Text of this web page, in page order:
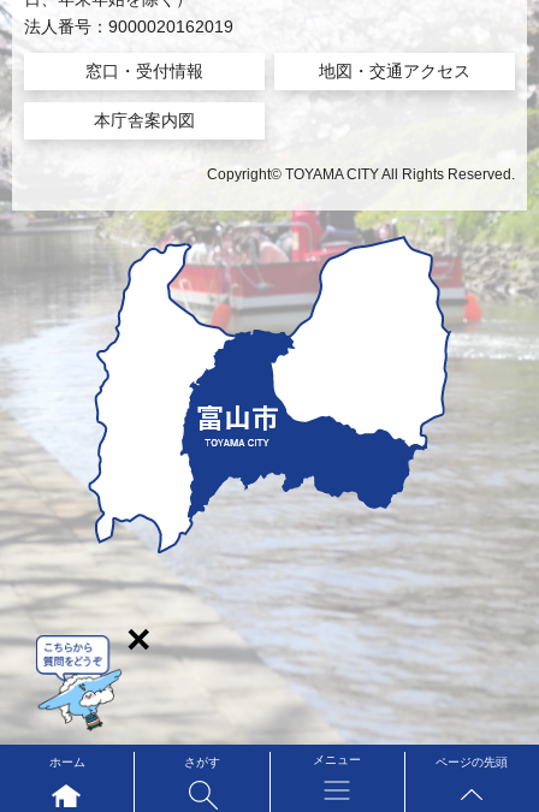
ホーム さがす メニュー ページの先頭
法人番号：9000020162019
窓口・受付情報 地図・交通アクセス
本庁舎案内図
Copyright© TOYAMA CITY All Rights Reserved.
×